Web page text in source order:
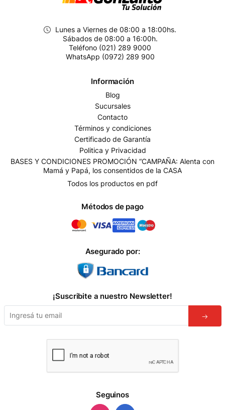
Lunes a Viernes de 08:00 a 18:00hs.
Sábados de 08:00 a 16:00h.
Teléfono (021) 289 9000
WhatsApp (0972) 289 900
Información
Blog
Sucursales
Contacto
Términos y condiciones
Certificado de Garantía
Politica y Privacidad
BASES Y CONDICIONES PROMOCIÓN “CAMPAÑA: Alenta con
Mamá y Papá, los consentidos de la CASA
Todos los productos en pdf
Métodos de pago
Asegurado por:
¡Suscribite a nuestro Newsletter!
Seguinos